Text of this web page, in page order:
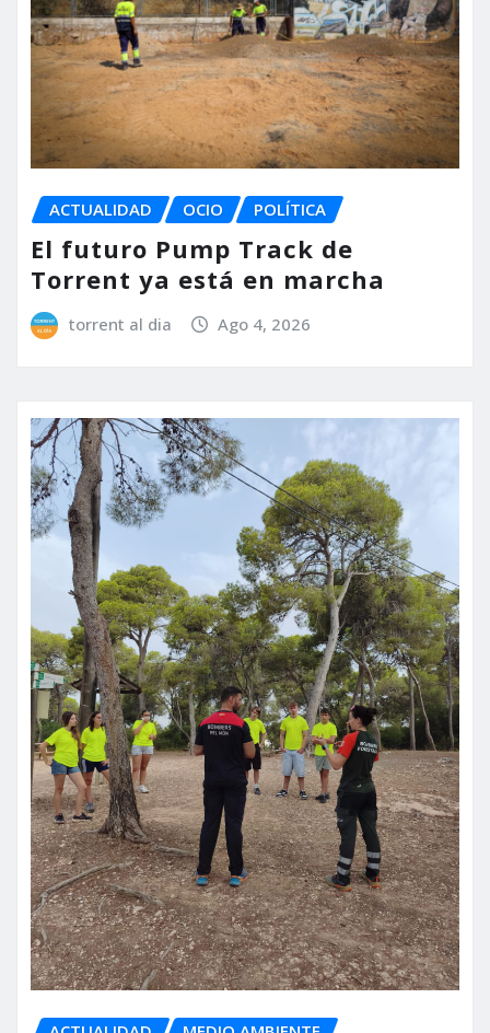
ACTUALIDAD OCIO POLÍTICA
El futuro Pump Track de
Torrent ya está en marcha
torrent al dia Ago 4, 2026